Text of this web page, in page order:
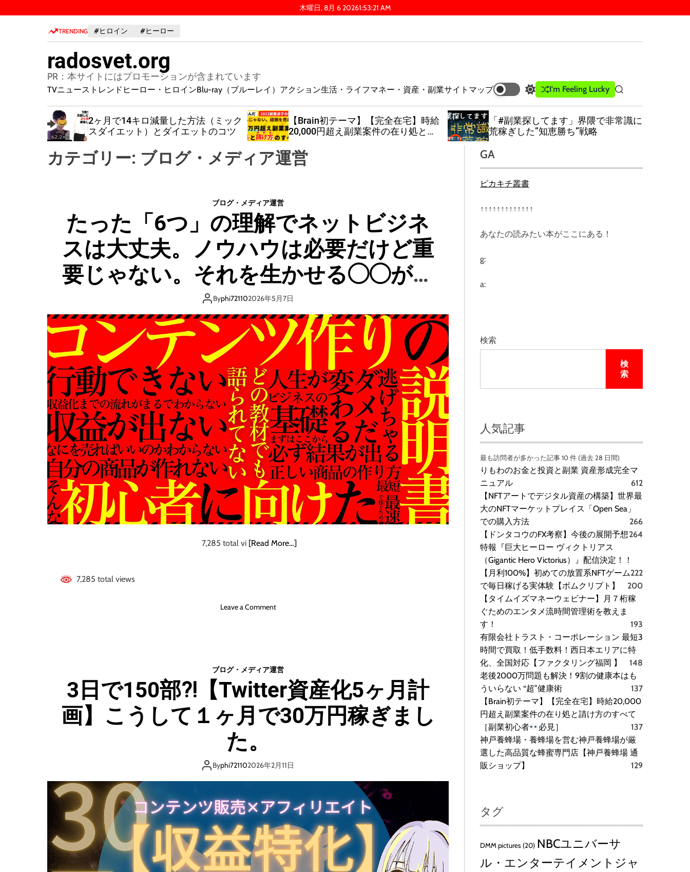
k
木曜日, 8月 6 20261:53:22 AM
TRENDING #ヒロイン #ヒーロー
radosvet.org
PR：本サイトにはプロモーションが含まれています
TVニューストレンド ヒーロー・ヒロインBlu-ray（ブルーレイ） アクション生活・ライフマネー・資産・副業サイトマップ
S
w
i
t
c
o
o
m
e
I'm Feeling Lucky
S
e
a
r
2ヶ月で14キロ減量した方法（ミック
スダイエット）とダイエットのコツ
【Brain初テーマ】【完全在宅】時給
20,000円超え副業案件の在り処と請
「#副業探してます」界隈で非常識に
荒稼ぎした”知恵勝ち”戦略
カテゴリー: ブログ・メディア運営
ブログ・メディア運営
たった「6つ」の理解でネットビジネ
スは大丈夫。ノウハウは必要だけど重
要じゃない。それを生かせる◯◯が最
重要。これがわからないと一生ノウハ
ウコレクター。やるかやらないかはあ
なた次第。
Byphi721102026年5月7日
7,285 total vi [Read More…]
7,285 total views
Leave a Commento
6
つ
」
の
理
ッ
ジ
ネ
ス
は
大
丈
夫
ブログ・メディア運営
3日で150部⁈【Twitter資産化5ヶ月計
画】こうして１ヶ月で30万円稼ぎまし
た。
Byphi721102026年2月11日
GA
ピカキチ叢書
↑↑↑↑↑↑↑↑↑↑↑↑↑
あなたの読みたい本がここにある！
g:
a:
検索
検
索
人気記事
最も訪問者が多かった記事 10 件 (過去 28 日間)
りもわのお金と投資と副業 資産形成完全マ
ニュアル
612
【NFTアートでデジタル資産の構築】世界最
大のNFTマーケットプレイス「Open Sea」
での購入方法
266
【ドンタコウのFX考察】今後の展開予想264
特報『巨大ヒーロー ヴィクトリアス
（Gigantic Hero Victorius）』配信決定！！
222
【月利100%】初めての放置系NFTゲーム
で毎日稼げる実体験【ボムクリプト】
200
【タイムイズマネーウェビナー】月７桁稼
ぐためのエンタメ流時間管理術を教えま
す！
193
有限会社トラスト・コーポレーション 最短3
時間で買取！低手数料！西日本エリアに特
化、全国対応【ファクタリング福岡 】
148
老後2000万問題も解決！9割の健康本はも
ういらない “超”健康術
137
【Brain初テーマ】【完全在宅】時給20,000
円超え副業案件の在り処と請け方のすべて
［副業初心者
必見］
137
神戸養蜂場・養蜂場を営む神戸養蜂場が厳
選した高品質な蜂蜜専門店【神戸養蜂場 通
販ショップ】
129
タグ
DMM pictures (20) NBCユニバーサ
ル・エンターテイメントジャ